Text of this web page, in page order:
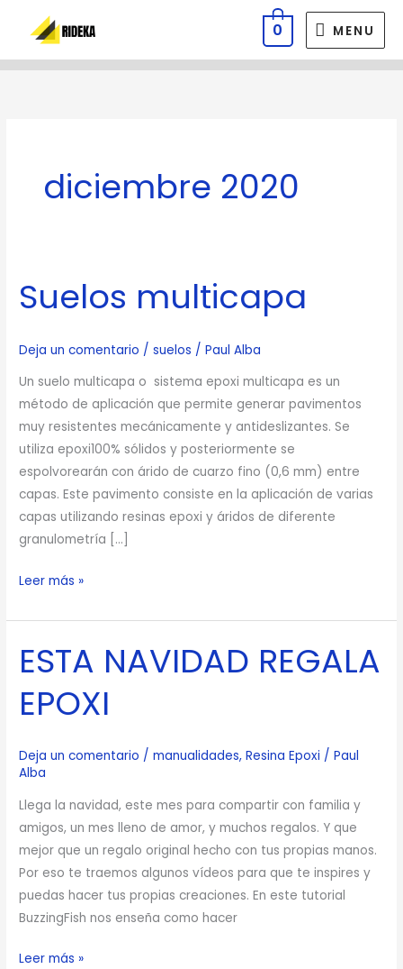
contenido
MENU
MENU
0
diciembre 2020
Suelos multicapa
Deja un comentario /suelos /Paul Alba
Un suelo multicapa o sistema epoxi multicapa es un
método de aplicación que permite generar pavimentos
muy resistentes mecánicamente y antideslizantes. Se
utiliza epoxi100% sólidos y posteriormente se
espolvorearán con árido de cuarzo fino (0,6 mm) entre
capas. Este pavimento consiste en la aplicación de varias
capas utilizando resinas epoxi y áridos de diferente
granulometría […]
Suelos
multicapa
Leer más »
ESTA NAVIDAD REGALA
EPOXI
Deja un comentario /manualidades,Resina Epoxi /Paul
Alba
Llega la navidad, este mes para compartir con familia y
amigos, un mes lleno de amor, y muchos regalos. Y que
mejor que un regalo original hecho con tus propias manos.
Por eso te traemos algunos vídeos para que te inspires y
puedas hacer tus propias creaciones. En este tutorial
BuzzingFish nos enseña como hacer
ESTA
NAVIDAD
REGALA
EPOXI
Leer más »